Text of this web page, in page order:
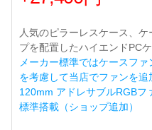
人気のピラーレスケース、
プを配置したハイエンドPCケ
メーカー標準ではケースフ
を考慮して当店でファンを追
120mm アドレサブルRGBフ
標準搭載（ショップ追加）